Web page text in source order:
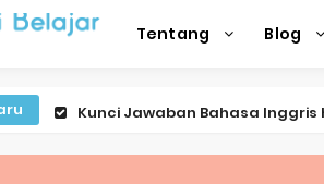
Tentang Blog
Kunci Jawaban Bahasa Inggris
Kunci Jawaban IPA Halaman 16